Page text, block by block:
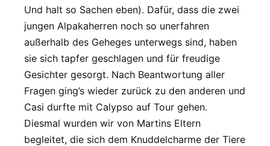
Und halt so Sachen eben). Dafür, dass die zwei
jungen Alpakaherren noch so unerfahren
außerhalb des Geheges unterwegs sind, haben
sie sich tapfer geschlagen und für freudige
Gesichter gesorgt. Nach Beantwortung aller
Fragen ging’s wieder zurück zu den anderen und
Casi durfte mit Calypso auf Tour gehen.
Diesmal wurden wir von Martins Eltern
begleitet, die sich dem Knuddelcharme der Tiere